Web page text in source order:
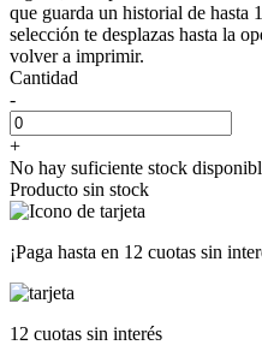
que guarda un historial de hasta
selección te desplazas hasta la
volver a imprimir.
Cantidad
-
+
No hay suficiente stock
Producto sin stock
¡Paga hasta en 12 cuotas sin
12 cuotas sin interés